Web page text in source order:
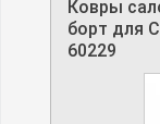
Ковры
борт для
60229